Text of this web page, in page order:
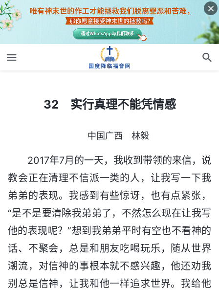
32 实行真理不能凭情感
中国广西 林毅
2017年7月的一天，我收到带领的来信，说
教会正在清理不信派一类的人，让我写一下我
弟弟的表现。我感到有些惊讶，也有点紧张，
“是不是要清除我弟弟了，不然怎么现在让我写
他的表现呢？”想到我弟弟平时有空也不看神的
话、不聚会，总是和朋友吃喝玩乐，随从世界
潮流，对信神的事根本就不感兴趣，他还劝我
别总是信神，让我和他一样追求世界。我给他